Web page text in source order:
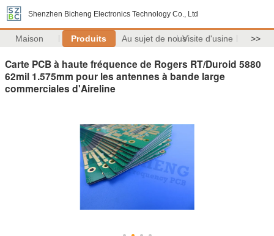
Shenzhen Bicheng Electronics Technology Co., Ltd
Maison Produits Au sujet de nousVisite d'usine >>
Carte PCB à haute fréquence de Rogers RT/Duroid 5880
62mil 1.575mm pour les antennes à bande large
commerciales d'Aireline